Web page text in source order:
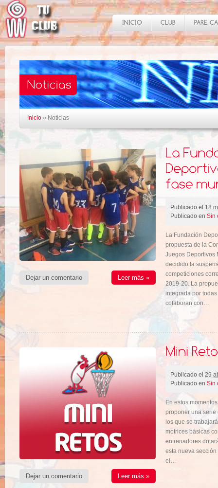
Inicio » Noticias
Dejar un comentario Leer más »
Publicado el 18
Publicado en Sin
La Fundación
propuesta de la
Juegos Deportivos
decidido la
competiciones
2019-20. La
integrada por
colaboran con…
Dejar un comentario Leer más »
Publicado el 29
Publicado en Sin
En estos
proponer una serie
los que se
motrices básicas
entrenadores
esta nueva
el…